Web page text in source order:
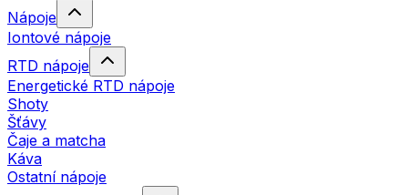
Nápoje
Iontové nápoje
RTD nápoje
Energetické RTD nápoje
Shoty
Šťávy
Čaje a matcha
Káva
Ostatní nápoje